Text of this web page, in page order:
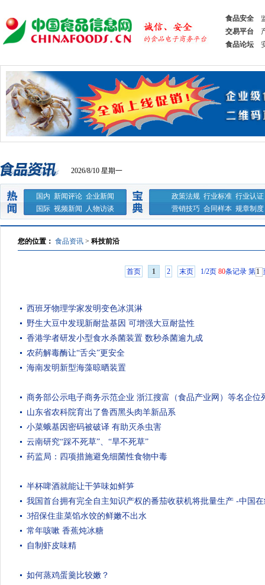
食品安全
交易平台
食品论坛
2026/8/10 星期一
国内 新闻评论 企业新闻 政策法规 行业标准 行业认证
国际 视频新闻 人物访谈 营销技巧 合同样本 规章制度
您的位置： 食品资讯 > 科技前沿
首页 1 2 末页 1/2页80条记录第
西班牙物理学家发明变色冰淇淋
野生大豆中发现新耐盐基因 可增强大豆耐盐性
香港学者研发小型食水杀菌装置 数秒杀菌逾九成
农药解毒酶让“舌尖”更安全
海南发明新型海藻晾晒装置
商务部公示电子商务示范企业 浙江搜富（食品产业网）等名企位
山东省农科院育出了鲁西黑头肉羊新品系
小菜蛾基因密码被破译 有助灭杀虫害
云南研究“踩不死草”、“旱不死草”
药监局：四项措施避免细菌性食物中毒
半杯啤酒就能让干笋味如鲜笋
我国首台拥有完全自主知识产权的番茄收获机将批量生产 -中国
3招保住韭菜馅水饺的鲜嫩不出水
常年咳嗽 香蕉炖冰糖
自制虾皮味精
如何蒸鸡蛋羹比较嫩？